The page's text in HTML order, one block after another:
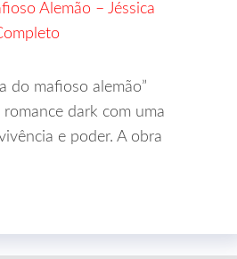
Alemão – Jéssica
do mafioso alemão”
dark com uma
e poder. A obra